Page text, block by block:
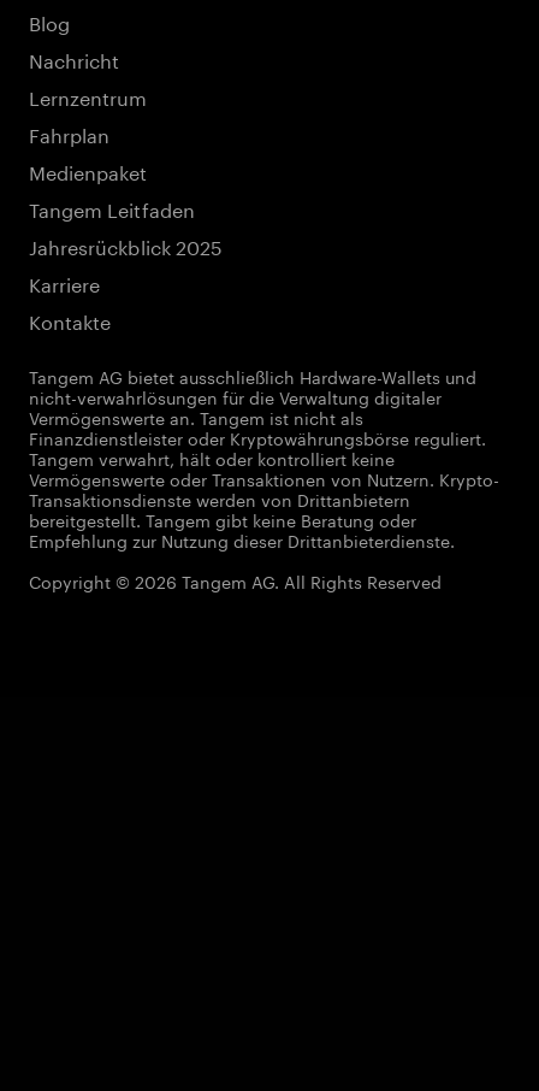
Blog
Nachricht
Lernzentrum
Fahrplan
Medienpaket
Tangem Leitfaden
Jahresrückblick 2025
Karriere
Kontakte
Tangem AG bietet ausschließlich Hardware-Wallets und
nicht-verwahrlösungen für die Verwaltung digitaler
Vermögenswerte an. Tangem ist nicht als
Finanzdienstleister oder Kryptowährungsbörse reguliert.
Tangem verwahrt, hält oder kontrolliert keine
Vermögenswerte oder Transaktionen von Nutzern. Krypto-
Transaktionsdienste werden von Drittanbietern
bereitgestellt. Tangem gibt keine Beratung oder
Empfehlung zur Nutzung dieser Drittanbieterdienste.